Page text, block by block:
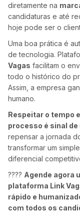
diretamente na
candidaturas e até
hoje pode ser o
Uma boa prática é
de tecnologia.
Vagas facilitam o
todo o histórico do
Assim, a empresa
humano.
Respeitar o tempo
processo é sinal
repensar a jornada
transformar um
diferencial
???? Agende agora
plataforma Link
rápido e
com todos os